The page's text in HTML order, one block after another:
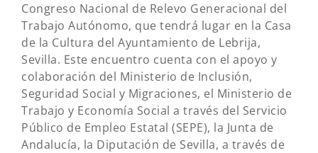
Congreso Nacional de Relevo Generacional del
Trabajo Autónomo, que tendrá lugar en la Casa
de la Cultura del Ayuntamiento de Lebrija,
Sevilla. Este encuentro cuenta con el apoyo y
colaboración del Ministerio de Inclusión,
Seguridad Social y Migraciones, el Ministerio de
Trabajo y Economía Social a través del Servicio
Público de Empleo Estatal (SEPE), la Junta de
Andalucía, la Diputación de Sevilla, a través de